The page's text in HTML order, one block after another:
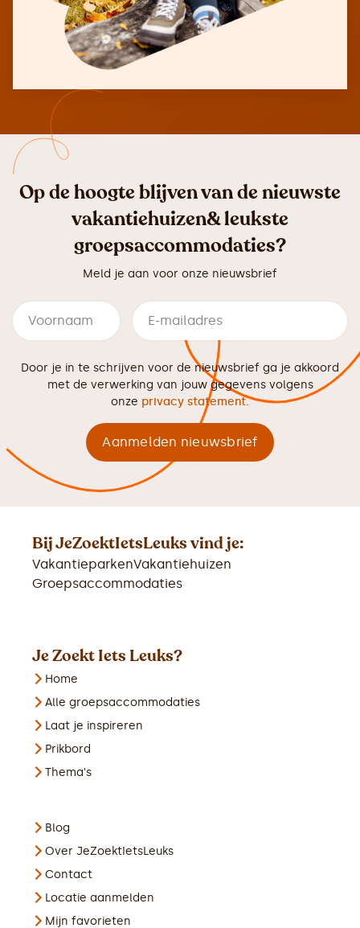
Op de hoogte blijven van de nieuwste
vakantiehuizen& leukste
groepsaccommodaties?
Meld je aan voor onze nieuwsbrief
Door je in te schrijven voor de nieuwsbrief ga je akkoord
met de verwerking van jouw gegevens volgens
onze privacy statement.
Bij JeZoektIetsLeuks vind je:
VakantieparkenVakantiehuizen
Groepsaccommodaties
Je Zoekt Iets Leuks?
Home
Alle groepsaccommodaties
Laat je inspireren
Prikbord
Thema's
Blog
Over JeZoektIetsLeuks
Contact
Locatie aanmelden
Mijn favorieten